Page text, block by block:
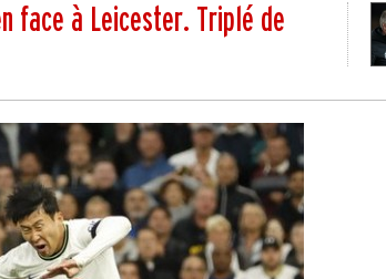
face à Leicester. Triplé de